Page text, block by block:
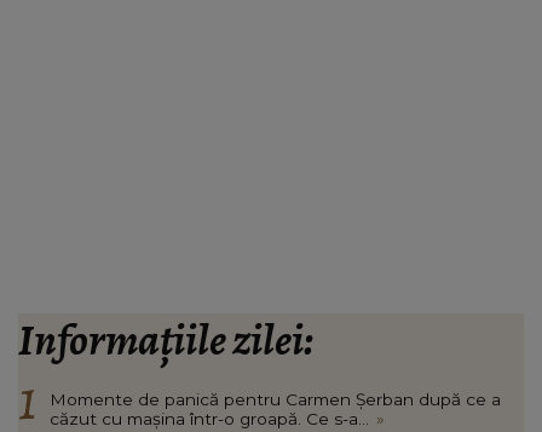
Informațiile zilei:
Momente de panică pentru Carmen Șerban după ce a
căzut cu mașina într-o groapă. Ce s-a...
»